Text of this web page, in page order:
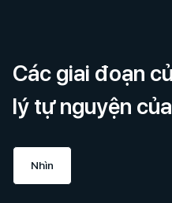
Các giai đoạn
lý tự nguyện
Nhìn